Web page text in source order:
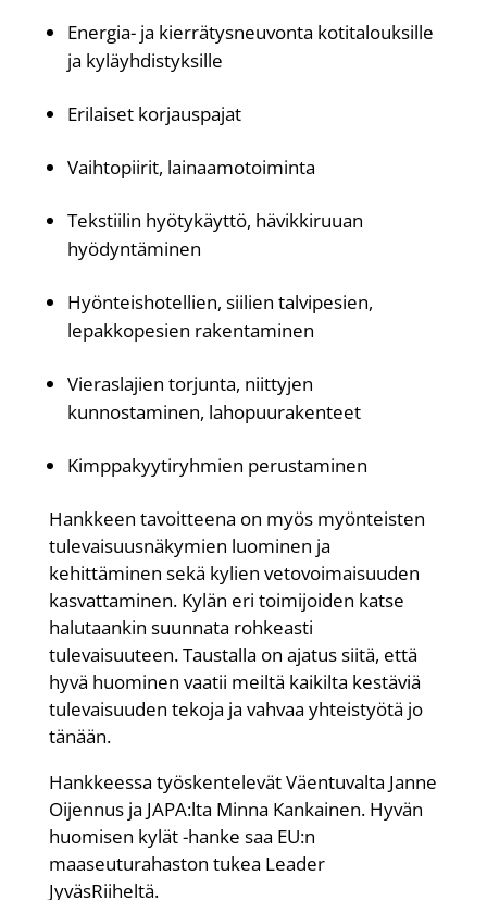
Energia- ja kierrätysneuvonta kotitalouksille
ja kyläyhdistyksille
Erilaiset korjauspajat
Vaihtopiirit, lainaamotoiminta
Tekstiilin hyötykäyttö, hävikkiruuan
hyödyntäminen
Hyönteishotellien, siilien talvipesien,
lepakkopesien rakentaminen
Vieraslajien torjunta, niittyjen
kunnostaminen, lahopuurakenteet
Kimppakyytiryhmien perustaminen
Hankkeen tavoitteena on myös myönteisten
tulevaisuusnäkymien luominen ja
kehittäminen sekä kylien vetovoimaisuuden
kasvattaminen. Kylän eri toimijoiden katse
halutaankin suunnata rohkeasti
tulevaisuuteen. Taustalla on ajatus siitä, että
hyvä huominen vaatii meiltä kaikilta kestäviä
tulevaisuuden tekoja ja vahvaa yhteistyötä jo
tänään.
Hankkeessa työskentelevät Väentuvalta Janne
Oijennus ja JAPA:lta Minna Kankainen. Hyvän
huomisen kylät -hanke saa EU:n
maaseuturahaston tukea Leader
JyväsRiiheltä.